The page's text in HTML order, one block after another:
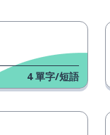
4 單字/短語